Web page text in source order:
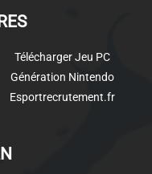
Télécharger Jeu PC
Génération Nintendo
Esportrecrutement.fr